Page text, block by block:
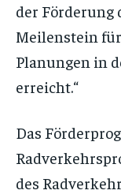
der Förderung
Meilenstein
Planungen in
erreicht.“
Das
des